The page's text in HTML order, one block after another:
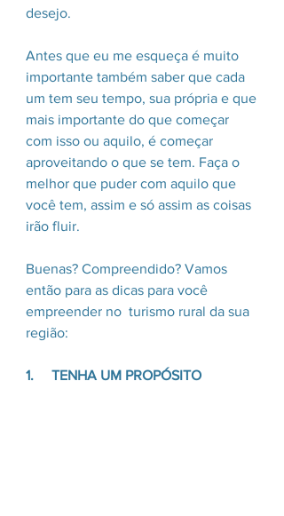
desejo.
Antes que eu me esqueça é muito
importante também saber que cada
um tem seu tempo, sua própria e que
mais importante do que começar
com isso ou aquilo, é começar
aproveitando o que se tem. Faça o
melhor que puder com aquilo que
você tem, assim e só assim as coisas
irão fluir.
Buenas? Compreendido? Vamos
então para as dicas para você
empreender no  turismo rural da sua
região:
1.     TENHA UM PROPÓSITO